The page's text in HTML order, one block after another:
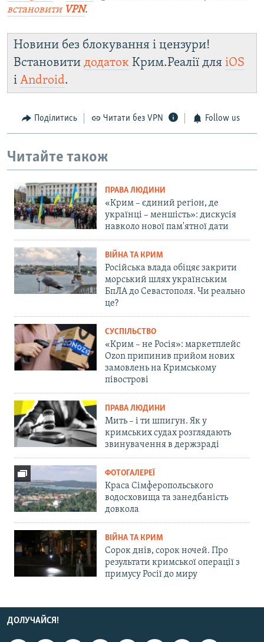
встановити VPN.
Новини без блокування і цензури!
Встановити додаток Крим.Реалії для iOS
і Android.
Поділитись Читати без VPN Follow us
Читайте також
ПРАВА ЛЮДИНИ
«Крим – єдиний регіон, де
українці – меншість»: дискусія
навколо нової пам'ятної дати
ВІЙНА ТА КРИМ
Російська влада обіцяє закрити
морський шлях українським
БпЛА до Севастополя. Чи реально
це?
СУСПІЛЬСТВО
«Крим – не Росія»: маркетплейс
Ozon припинив прийом нових
замовлень на Кримському
півострові
ПРАВА ЛЮДИНИ
Мить – і ти шпигун. Як у
кримських судах розглядають
звинувачення в держзраді
ФОТОГАЛЕРЕЇ
Краса Сімферопольського
водосховища та занедбаність
довкола
ВІЙНА ТА КРИМ
Сорок днів, сорок ночей. Про
результати кримської операції з
примусу Росії до миру
ДОЛУЧАЙСЯ!